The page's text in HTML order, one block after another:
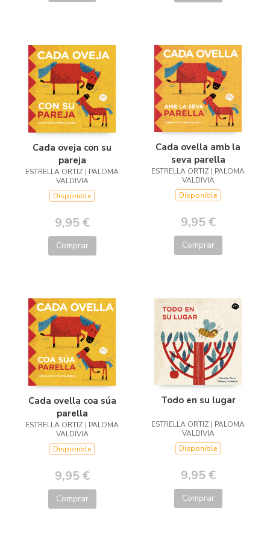
Cada oveja con su
pareja
ESTRELLA ORTIZ | PALOMA
VALDIVIA
Disponible
9,95 €
Comprar
Cada ovella amb la
seva parella
ESTRELLA ORTIZ | PALOMA
VALDIVIA
Disponible
9,95 €
Comprar
Cada ovella coa súa
parella
ESTRELLA ORTIZ | PALOMA
VALDIVIA
Disponible
9,95 €
Comprar
Todo en su lugar
ESTRELLA ORTIZ | PALOMA
VALDIVIA
Disponible
9,95 €
Comprar